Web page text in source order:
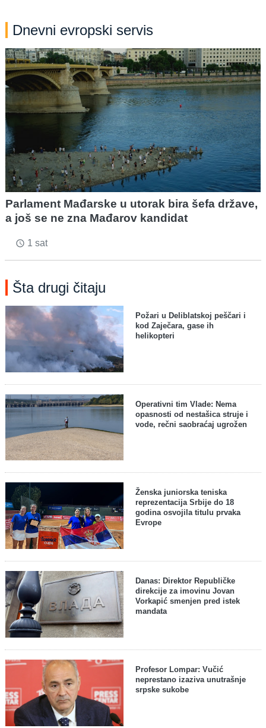
Dnevni evropski servis
Parlament Mađarske u utorak bira šefa države,
a još se ne zna Mađarov kandidat
access_time 1 sat
Šta drugi čitaju
Požari u Deliblatskoj peščari i
kod Zaječara, gase ih
helikopteri
Operativni tim Vlade: Nema
opasnosti od nestašica struje i
vode, rečni saobraćaj ugrožen
Ženska juniorska teniska
reprezentacija Srbije do 18
godina osvojila titulu prvaka
Evrope
Danas: Direktor Republičke
direkcije za imovinu Jovan
Vorkapić smenjen pred istek
mandata
Profesor Lompar: Vučić
neprestano izaziva unutrašnje
srpske sukobe